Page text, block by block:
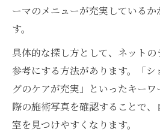
ーマのメニューが充実している
す。
具体的な探し方として、ネット
参考にする方法があります。「
グのケアが充実」といったキー
際の施術写真を確認することで
室を見つけやすくなります。